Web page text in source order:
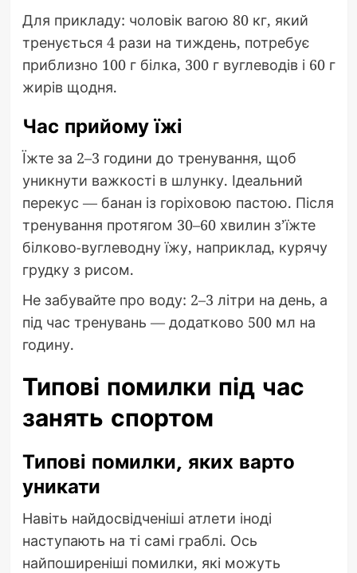
Для прикладу: чоловік вагою 80 кг, який
тренується 4 рази на тиждень, потребує
приблизно 100 г білка, 300 г вуглеводів і 60 г
жирів щодня.
Час прийому їжі
Їжте за 2–3 години до тренування, щоб
уникнути важкості в шлунку. Ідеальний
перекус — банан із горіховою пастою. Після
тренування протягом 30–60 хвилин з’їжте
білково-вуглеводну їжу, наприклад, курячу
грудку з рисом.
Не забувайте про воду: 2–3 літри на день, а
під час тренувань — додатково 500 мл на
годину.
Типові помилки під час
занять спортом
Типові помилки, яких варто
уникати
Навіть найдосвідченіші атлети іноді
наступають на ті самі граблі. Ось
найпоширеніші помилки, які можуть